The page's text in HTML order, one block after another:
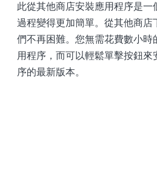
此從其他商店安裝應用程序是一
過程變得更加簡單。從其他商店
們不再困難。您無需花費數小時
用程序，而可以輕鬆單擊按鈕來
序的最新版本。